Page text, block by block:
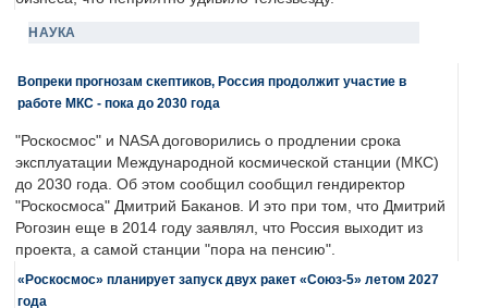
НАУКА
Вопреки прогнозам скептиков, Россия продолжит участие в
работе МКС - пока до 2030 года
"Роскосмос" и NASA договорились о продлении срока
эксплуатации Международной космической станции (МКС)
до 2030 года. Об этом сообщил сообщил гендиректор
"Роскосмоса" Дмитрий Баканов. И это при том, что Дмитрий
Рогозин еще в 2014 году заявлял, что Россия выходит из
проекта, а самой станции "пора на пенсию".
«Роскосмос» планирует запуск двух ракет «Союз-5» летом 2027
года